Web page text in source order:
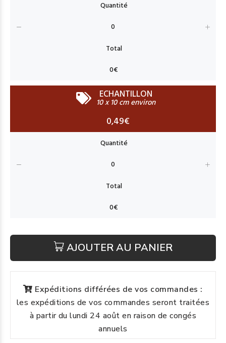
ECHANTILLON
10 x 10 cm environ
0,49€
AJOUTER AU PANIER
Expéditions différées de vos commandes :
les expéditions de vos commandes seront traitées
à partir du lundi 24 août en raison de congés
annuels